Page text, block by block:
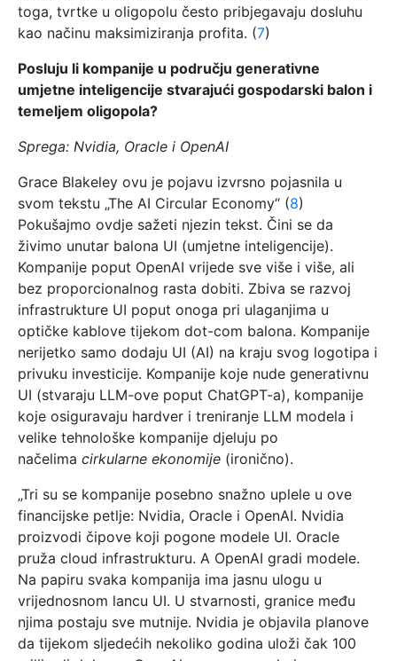
toga, tvrtke u oligopolu često pribjegavaju dosluhu
kao načinu maksimiziranja profita. (7)
Posluju li kompanije u području generativne
umjetne inteligencije stvarajući gospodarski balon i
temeljem oligopola?
Sprega: Nvidia, Oracle i OpenAI
Grace Blakeley ovu je pojavu izvrsno pojasnila u
svom tekstu „The AI Circular Economy“ (8)
Pokušajmo ovdje sažeti njezin tekst. Čini se da
živimo unutar balona UI (umjetne inteligencije).
Kompanije poput OpenAI vrijede sve više i više, ali
bez proporcionalnog rasta dobiti. Zbiva se razvoj
infrastrukture UI poput onoga pri ulaganjima u
optičke kablove tijekom dot-com balona. Kompanije
nerijetko samo dodaju UI (AI) na kraju svog logotipa i
privuku investicije. Kompanije koje nude generativnu
UI (stvaraju LLM-ove poput ChatGPT-a), kompanije
koje osiguravaju hardver i treniranje LLM modela i
velike tehnološke kompanije djeluju po
načelima cirkularne ekonomije (ironično).
„Tri su se kompanije posebno snažno uplele u ove
financijske petlje: Nvidia, Oracle i OpenAI. Nvidia
proizvodi čipove koji pogone modele UI. Oracle
pruža cloud infrastrukturu. A OpenAI gradi modele.
Na papiru svaka kompanija ima jasnu ulogu u
vrijednosnom lancu UI. U stvarnosti, granice među
njima postaju sve mutnije. Nvidia je objavila planove
da tijekom sljedećih nekoliko godina uloži čak 100